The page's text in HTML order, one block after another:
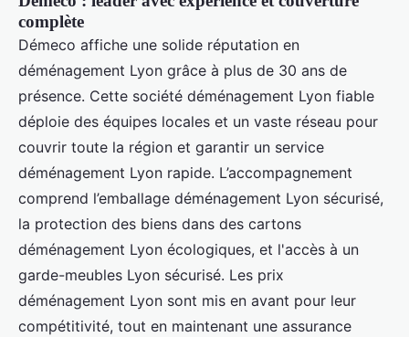
complète
Démeco affiche une solide réputation en
déménagement Lyon grâce à plus de 30 ans de
présence. Cette société déménagement Lyon fiable
déploie des équipes locales et un vaste réseau pour
couvrir toute la région et garantir un service
déménagement Lyon rapide. L’accompagnement
comprend l’emballage déménagement Lyon sécurisé,
la protection des biens dans des cartons
déménagement Lyon écologiques, et l'accès à un
garde-meubles Lyon sécurisé. Les prix
déménagement Lyon sont mis en avant pour leur
compétitivité, tout en maintenant une assurance